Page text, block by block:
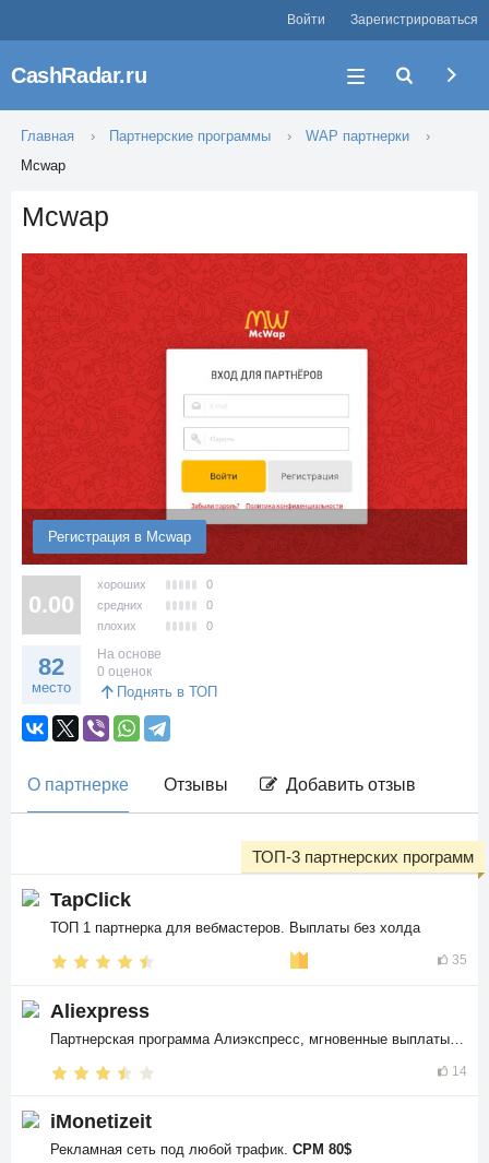
Войти Зарегистрироваться
CashRadar.ru
Главная Партнерские программы
WAP партнерки
Mcwap
Mcwap
Регистрация в Mcwap
0.00
хороших
0
средних
0
плохих
0
82
место
На основе
0 оценок
Поднять в ТОП
О партнерке Отзывы Добавить отзыв
TapClick
ТОП 1 партнерка для вебмастеров. Выплаты без холда
35
ТОП-3 партнерских программ
Aliexpress
14
iMonetizeit
Рекламная сеть под любой трафик. CPM 80$